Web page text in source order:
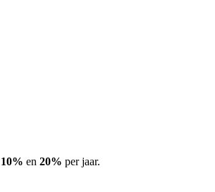
10% en 20% per jaar.